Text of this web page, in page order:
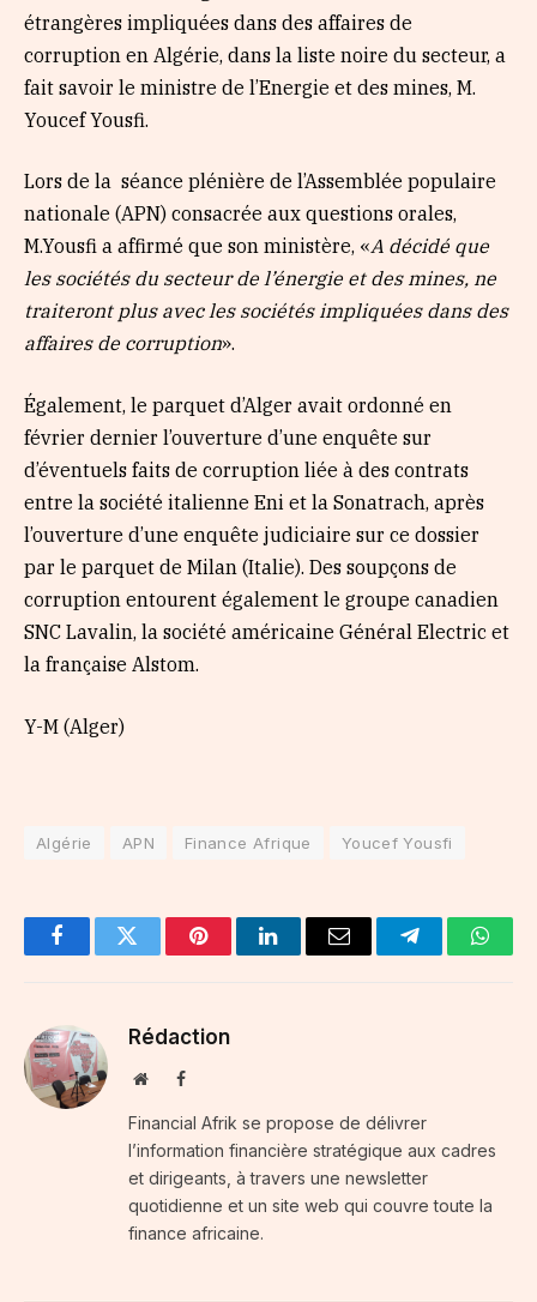
étrangères impliquées dans des affaires de
corruption en Algérie, dans la liste noire du secteur, a
fait savoir le ministre de l’Energie et des mines, M.
Youcef Yousfi.
Lors de la séance plénière de l’Assemblée populaire
nationale (APN) consacrée aux questions orales,
M.Yousfi a affirmé que son ministère, «A décidé que
les sociétés du secteur de l’énergie et des mines, ne
traiteront plus avec les sociétés impliquées dans des
affaires de corruption».
Également, le parquet d’Alger avait ordonné en
février dernier l’ouverture d’une enquête sur
d’éventuels faits de corruption liée à des contrats
entre la société italienne Eni et la Sonatrach, après
l’ouverture d’une enquête judiciaire sur ce dossier
par le parquet de Milan (Italie). Des soupçons de
corruption entourent également le groupe canadien
SNC Lavalin, la société américaine Général Electric et
la française Alstom.
Y-M (Alger)
Algérie APN Finance Afrique Youcef Yousfi
FacebookTwitter PinterestLinkedInEmail Telegram
Rédaction
WebsiteFacebook
Financial Afrik se propose de délivrer
l’information financière stratégique aux cadres
et dirigeants, à travers une newsletter
quotidienne et un site web qui couvre toute la
finance africaine.